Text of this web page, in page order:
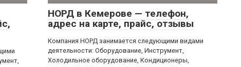
НОРД в Кемерове — телефон,
адрес на карте, прайс, отзывы
Компания НОРД занимается следующими видами
деятельности: Оборудование, Инструмент,
Холодильное оборудование, Кондиционеры,